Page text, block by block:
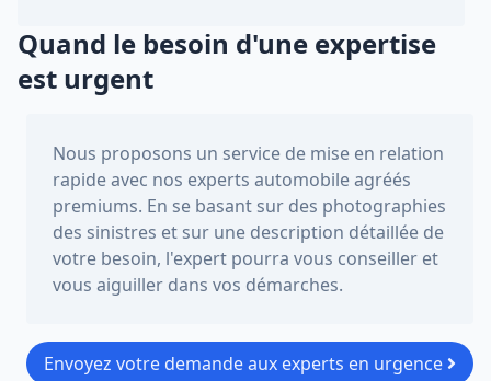
Quand le besoin d'une expertise
est urgent
Nous proposons un service de mise en relation
rapide avec nos experts automobile agréés
premiums. En se basant sur des photographies
des sinistres et sur une description détaillée de
votre besoin, l'expert pourra vous conseiller et
vous aiguiller dans vos démarches.
Envoyez votre demande aux experts en urgence